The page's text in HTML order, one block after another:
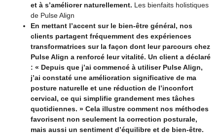
et à s’améliorer naturellement. Les bienfaits holistiques
de Pulse Align
En mettant l’accent sur le bien-être général, nos
clients partagent fréquemment des expériences
transformatrices sur la façon dont leur parcours chez
Pulse Align a renforcé leur vitalité. Un client a déclaré
: « Depuis que j’ai commencé à utiliser Pulse Align,
j’ai constaté une amélioration significative de ma
posture naturelle et une réduction de l’inconfort
cervical, ce qui simplifie grandement mes tâches
quotidiennes. » Cela illustre comment nos méthodes
favorisent non seulement la correction posturale,
mais aussi un sentiment d’équilibre et de bien-être.